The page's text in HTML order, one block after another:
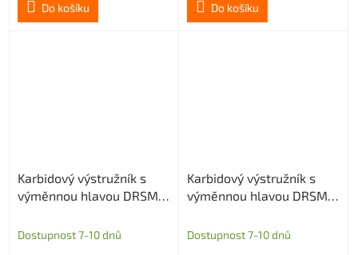
Do košíku
Do košíku
Karbidový výstružník s
výměnnou hlavou DRSMN
Dostupnost 7-10 dnů
Karbidový výstružník s
výměnnou hlavou DRSMN
Dostupnost 7-10 dnů